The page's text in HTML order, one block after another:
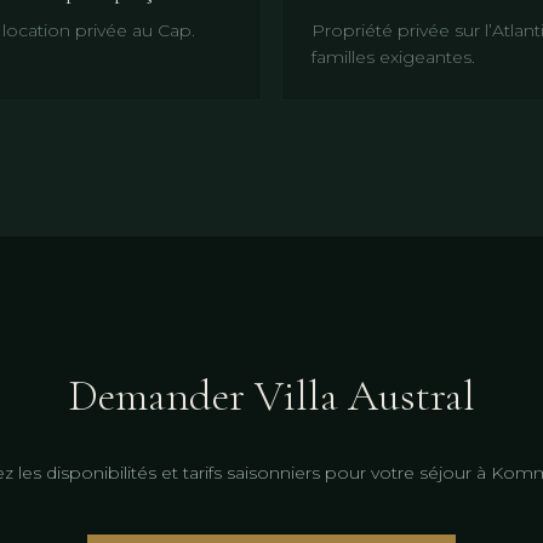
privée au Cap.
Propriété privée sur
familles exigeantes.
Demander Villa Austral
les disponibilités et tarifs saisonniers pour votre séjour à